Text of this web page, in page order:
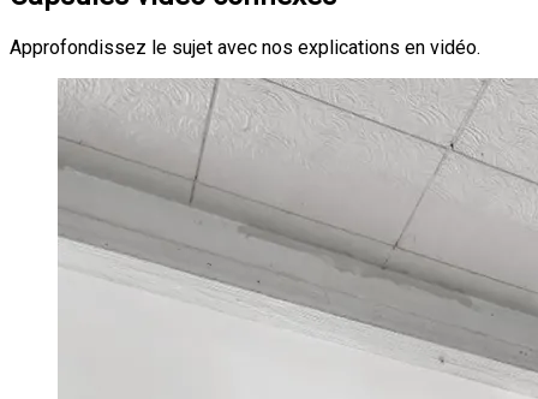
Approfondissez le sujet avec nos explications en vidéo.